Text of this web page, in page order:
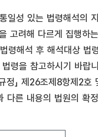
성 있는 법령해석의
고려해 다르게 집행하
해석 후 해석대상 법
령을 참고하시기 바랍
정」 제26조제8항제
른 내용의 법원의 확